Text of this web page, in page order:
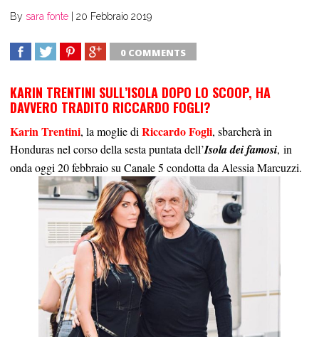
By sara fonte 20 Febbraio 2019
0 COMMENTS
KARIN TRENTINI SULL’ISOLA DOPO LO SCOOP, HA
DAVVERO TRADITO RICCARDO FOGLI?
Karin Trentini, la moglie diRiccardo Fogli, sbarcherà in
Honduras nel corso della sesta puntata dell’Isola dei famosi, in
onda oggi 20 febbraio su Canale 5 condotta da Alessia Marcuzzi.